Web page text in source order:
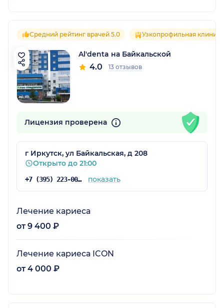
Средний рейтинг врачей 5.0 Узкопрофильная клиника
Al'denta на Байкальской
4.0 13 отзывов
Лицензия проверена
г Иркутск, ул Байкальская, д 208
Открыто до 21:00
+7 (395) 223-00-00 показать
Лечение кариеса
от 9 400 ₽
Лечение кариеса ICON
от 4 000 ₽